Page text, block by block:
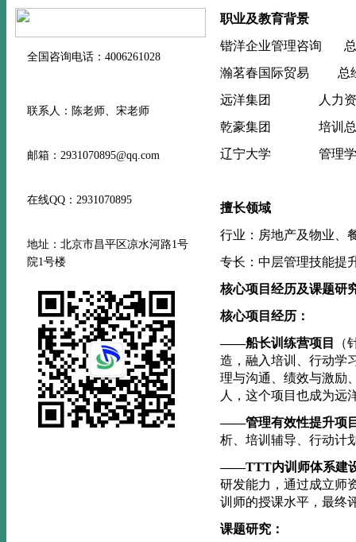
全国咨询电话：4006261028
联系人：陈老师、宋老师
邮箱：2931070895@qq.com
在线QQ：2931070895
地址：北京市昌平区凉水河路1号
院1号楼
职业及教育背景
锴洋企业管理咨询
瀚茗春国际贸易
总
远洋集团
人力
乾豪集团
培训
辽宁大学
管理
擅长领域
行业：房地产及物业、
专长：中层管理技能提
核心项目经历及课题研
核心项目经历：
——船长训练营项目
（
造，融入培训、行动学
理与沟通、绩效与激励
人，这个项目也成为远
——管理有效性提升项
析、培训辅导、行动计
——TTT内训师体系建
研发能力，通过成立师
训师的授课水平，最终
课题研究：